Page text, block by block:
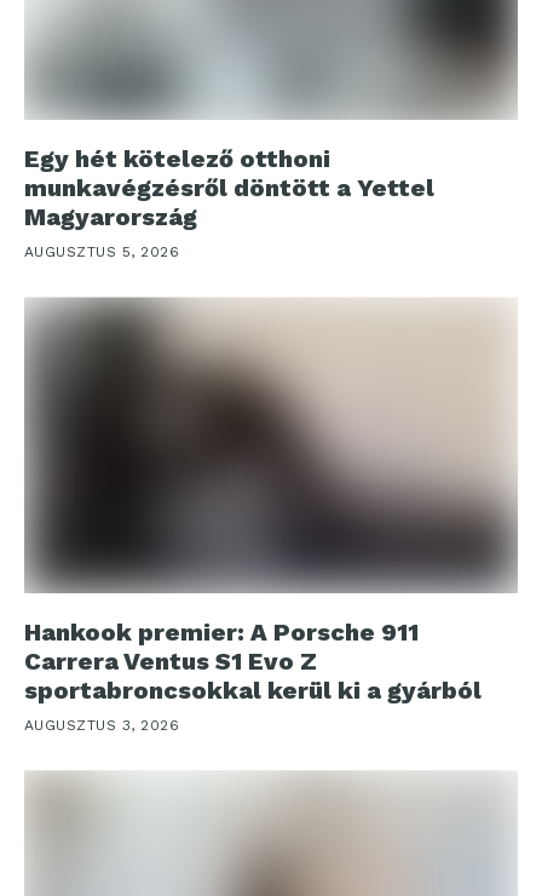
Egy hét kötelező otthoni
munkavégzésről döntött a Yettel
Magyarország
AUGUSZTUS 5, 2026
Hankook premier: A Porsche 911
Carrera Ventus S1 Evo Z
sportabroncsokkal kerül ki a gyárból
AUGUSZTUS 3, 2026